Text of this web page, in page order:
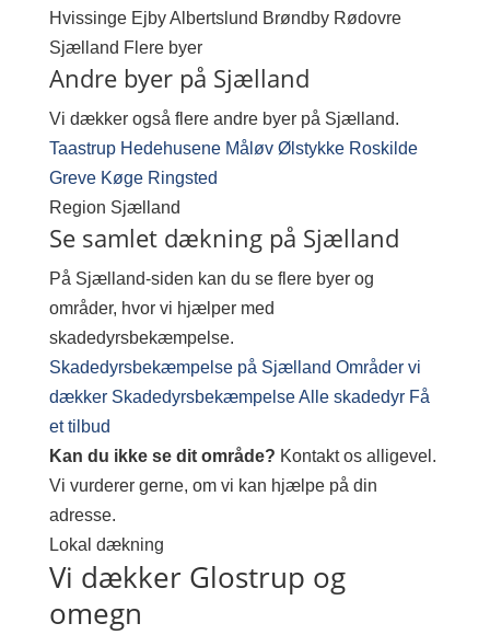
Hvissinge EjbyAlbertslund Brøndby Rødovre
Sjælland Flere byer
Andre byer på Sjælland
Vi dækker også flere andre byer på Sjælland.
Taastrup Hedehusene Måløv Ølstykke Roskilde
Greve Køge Ringsted
Region Sjælland
Se samlet dækning på Sjælland
På Sjælland-siden kan du se flere byer og
områder, hvor vi hjælper med
skadedyrsbekæmpelse.
Skadedyrsbekæmpelse på Sjælland Områder vi
dækker SkadedyrsbekæmpelseAlle skadedyr Få
et tilbud
Kan du ikke se dit område? Kontakt os alligevel.
Vi vurderer gerne, om vi kan hjælpe på din
adresse.
Lokal dækning
Vi dækker Glostrup og
omegn